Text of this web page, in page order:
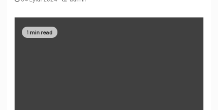
1 min read